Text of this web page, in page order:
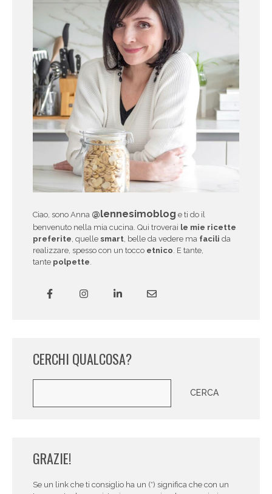
Ciao, sono Anna @lennesimoblog e ti do il
benvenuto nella mia cucina. Qui troverai le mie ricette
preferite, quelle smart, belle da vedere ma facili da
realizzare, spesso con un tocco etnico. E tante,
tante polpette.
CERCHI QUALCOSA?
CERCA
GRAZIE!
Se un link che ti consiglio ha un (*) significa che con un